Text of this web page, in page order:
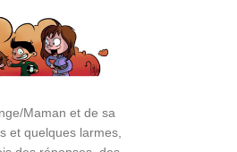
Maman et de sa
et quelques larmes,